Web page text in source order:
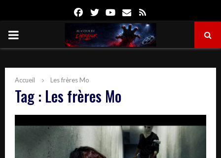
FacebookTwitterYoutube
Email
PRIMARY
Accueil Les frères Mo
Tag : Les frères Mo